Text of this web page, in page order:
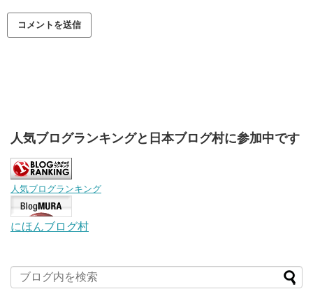
人気ブログランキングと日本ブログ村に参加中です
人気ブログランキング
にほんブログ村